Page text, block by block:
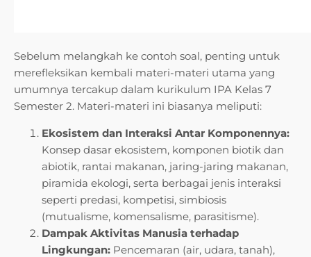
Sebelum melangkah ke contoh soal, penting untuk
merefleksikan kembali materi-materi utama yang
umumnya tercakup dalam kurikulum IPA Kelas 7
Semester 2. Materi-materi ini biasanya meliputi:
Ekosistem dan Interaksi Antar Komponennya:
Konsep dasar ekosistem, komponen biotik dan
abiotik, rantai makanan, jaring-jaring makanan,
piramida ekologi, serta berbagai jenis interaksi
seperti predasi, kompetisi, simbiosis
(mutualisme, komensalisme, parasitisme).
Dampak Aktivitas Manusia terhadap
Lingkungan: Pencemaran (air, udara, tanah),